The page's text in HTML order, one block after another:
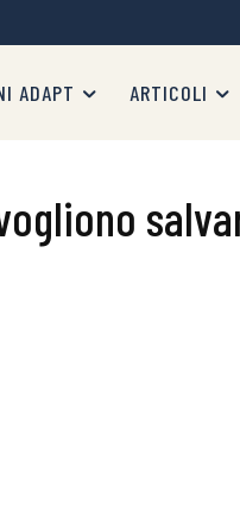
ADAPT ARTICOLI